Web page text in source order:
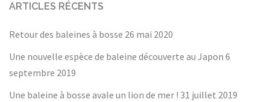
ARTICLES RÉCENTS
Retour des baleines à bosse 26 mai 2020
Une nouvelle espèce de baleine découverte au Japon 6
septembre 2019
Une baleine à bosse avale un lion de mer ! 31 juillet 2019